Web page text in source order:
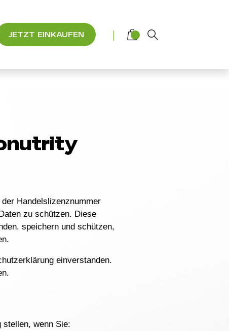
JETZT EINKAUFEN
Handelslizenznummer
zu schützen. Diese
speichern und schützen,
einverstanden.
stellen, wenn Sie: